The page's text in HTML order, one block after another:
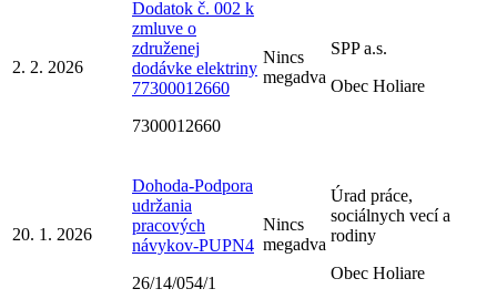
2. 2. 2026
Dodatok č. 002 k
zmluve o
združenej
dodávke elektriny
77300012660
7300012660
Nincs
megadva
SPP a.s.
Obec Holiare
20. 1. 2026
Dohoda-Podpora
udržania
pracových
návykov-PUPN4
26/14/054/1
Nincs
megadva
Úrad práce,
sociálnych vecí a
rodiny
Obec Holiare